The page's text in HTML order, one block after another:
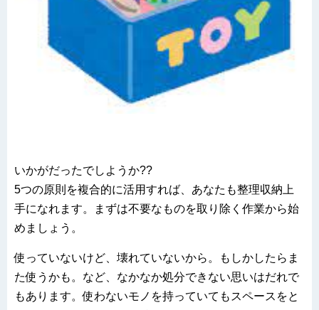
いかがだったでしようか??
5つの原則を複合的に活用すれば、あなたも整理収納上
手になれます。まずは不要なものを取り除く作業から始
めましょう。
使っていないけど、壊れていないから。もしかしたらま
た使うかも。など、なかなか処分できない思いはだれで
もあります。使わないモノを持っていてもスペースをと